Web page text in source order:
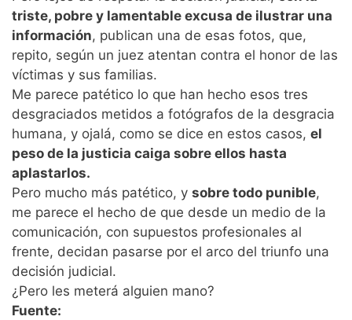
triste, pobre y lamentable excusa de ilustrar una
información, publican una de esas fotos, que,
repito, según un juez atentan contra el honor de las
víctimas y sus familias.
Me parece patético lo que han hecho esos tres
desgraciados metidos a fotógrafos de la desgracia
humana, y ojalá, como se dice en estos casos, el
peso de la justicia caiga sobre ellos hasta
aplastarlos.
Pero mucho más patético, y sobre todo punible,
me parece el hecho de que desde un medio de la
comunicación, con supuestos profesionales al
frente, decidan pasarse por el arco del triunfo una
decisión judicial.
¿Pero les meterá alguien mano?
Fuente: